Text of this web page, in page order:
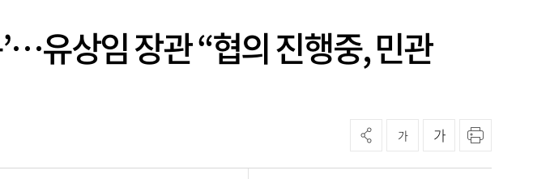
유상임 장관 “협의 진행중, 민관
가 가